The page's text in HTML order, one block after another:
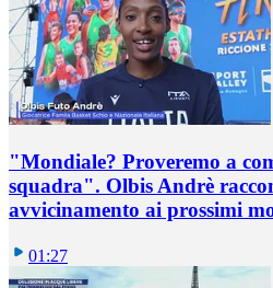
"Mondiale? Proveremo a
squadra". Olbis Andrè
avvicinamento ai prossimi
01:27